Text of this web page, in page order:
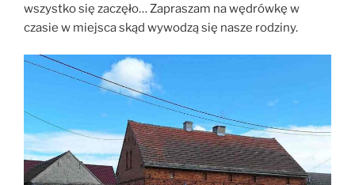
wszystko się zaczęło… Zapraszam na wędrówkę w
czasie w miejsca skąd wywodzą się nasze rodziny.